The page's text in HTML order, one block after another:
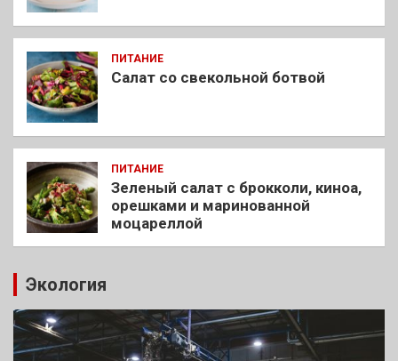
ПИТАНИЕ
Салат со свекольной ботвой
ПИТАНИЕ
Зеленый салат с брокколи, киноа,
орешками и маринованной
моцареллой
Экология